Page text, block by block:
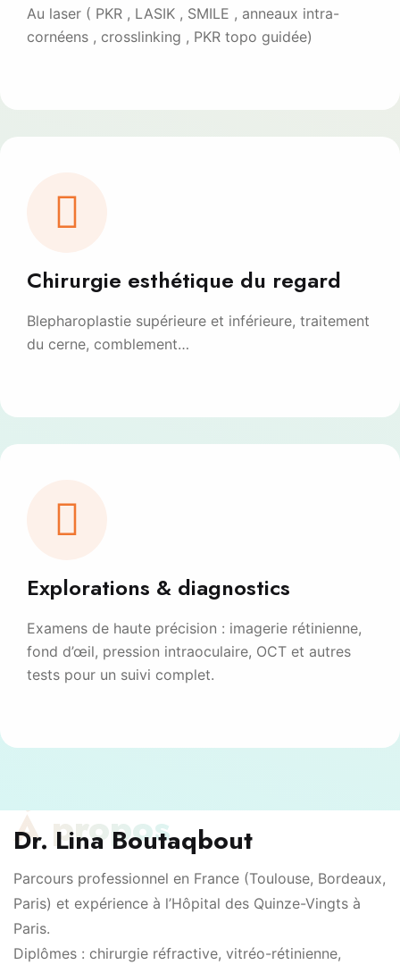
Au laser ( PKR , LASIK , SMILE , anneaux intra-
cornéens , crosslinking , PKR topo guidée)
Chirurgie esthétique du regard
Blepharoplastie supérieure et inférieure, traitement
du cerne, comblement…
Explorations & diagnostics
Examens de haute précision : imagerie rétinienne,
fond d’œil, pression intraoculaire, OCT et autres
tests pour un suivi complet.
À propos
Dr. Lina Boutaqbout
Parcours professionnel en France (Toulouse, Bordeaux,
Paris) et expérience à l’Hôpital des Quinze-Vingts à
Paris.
Diplômes : chirurgie réfractive, vitréo-rétinienne,